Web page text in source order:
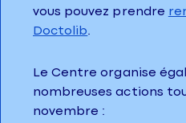
vous pouvez prendre
Doctolib.
Le Centre organise
nombreuses actions
novembre :